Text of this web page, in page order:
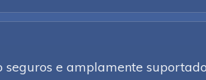
e amplamente